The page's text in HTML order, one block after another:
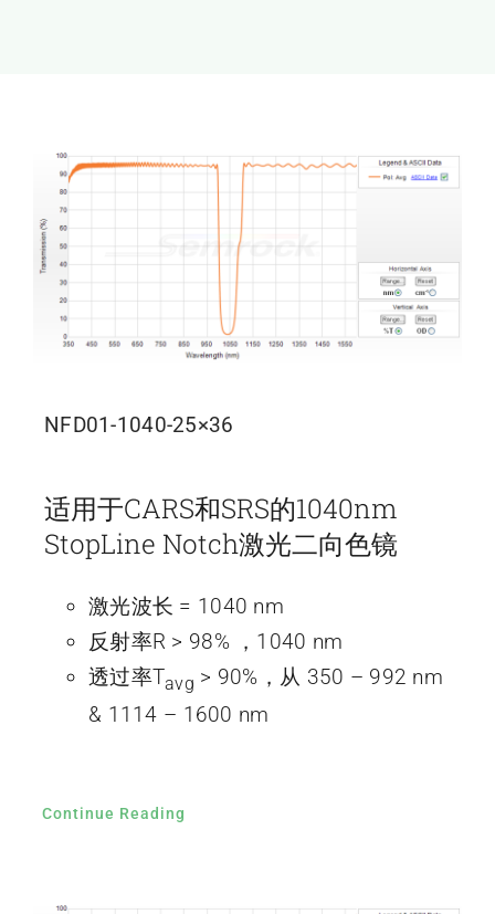
关于量感
联系我们
NFD01-1040-25×36
适用于CARS和SRS的1040nm
StopLine Notch激光二向色镜
激光波长 = 1040 nm
反射率R > 98% ，1040 nm
透过率Tavg > 90%，从 350 – 992 nm
& 1114 – 1600 nm
Continue Reading